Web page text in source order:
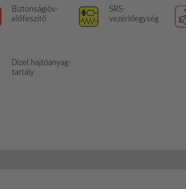
Biztonságiöv-
előfeszítő
SRS-
vezérlőegység
Dízel hajtóanyag-
tartály